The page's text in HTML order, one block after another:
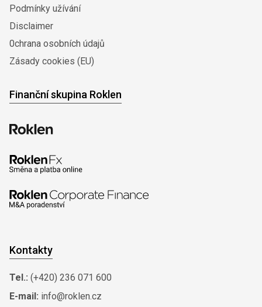
Podmínky užívání
Disclaimer
0chrana osobních údajů
Zásady cookies (EU)
Finanční skupina Roklen
Kontakty
Tel.: (+420) 236 071 600
E-mail: info@roklen.cz